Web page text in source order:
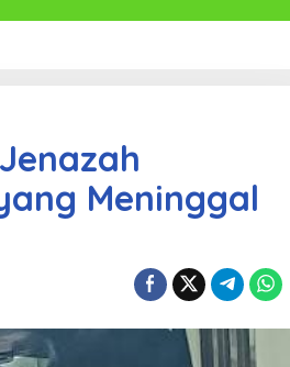
Meninggal